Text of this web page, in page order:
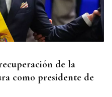
de la
como presidente de